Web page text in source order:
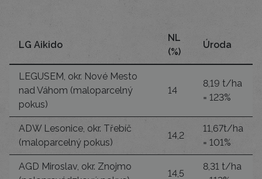
LG Aikido
NL
(%)
Úroda
LEGUSEM, okr. Nové Mesto
nad Váhom (maloparcelný
pokus)
14
8,19 t/ha
= 123%
ADW Lesonice, okr. Třebíč
(maloparcelný pokus)
14,2
11,67t/ha
= 101%
AGD Miroslav, okr. Znojmo
14,5
8,31 t/ha